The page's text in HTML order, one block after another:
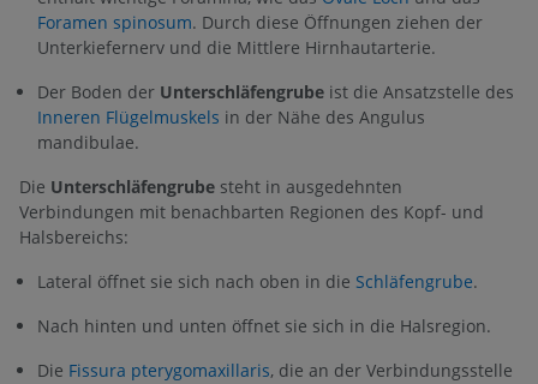
Foramen spinosum. Durch diese Öffnungen ziehen der
Unterkiefernerv und die Mittlere Hirnhautarterie.
Der Boden der Unterschläfengrube ist die Ansatzstelle des
Inneren Flügelmuskels in der Nähe des Angulus
mandibulae.
Die Unterschläfengrube steht in ausgedehnten
Verbindungen mit benachbarten Regionen des Kopf- und
Halsbereichs:
Lateral öffnet sie sich nach oben in die Schläfengrube.
Nach hinten und unten öffnet sie sich in die Halsregion.
Die Fissura pterygomaxillaris, die an der Verbindungsstelle